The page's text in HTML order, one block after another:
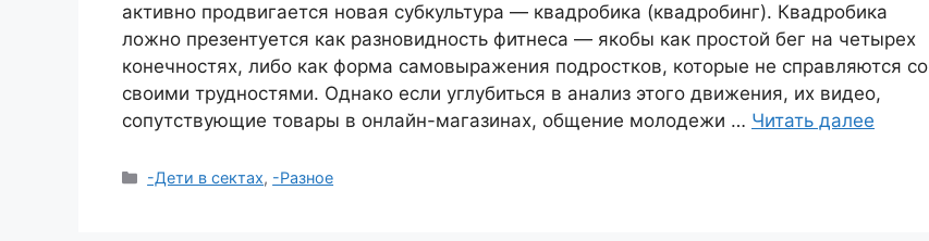
активно продвигается новая субкультура — квадробика (квадробинг). Квадробика
ложно презентуется как разновидность фитнеса — якобы как простой бег на четырех
конечностях, либо как форма самовыражения подростков, которые не справляются со
своими трудностями. Однако если углубиться в анализ этого движения, их видео,
сопутствующие товары в онлайн-магазинах, общение молодежи … Читать далее
Рубрики
-Дети в сектах, -Разное